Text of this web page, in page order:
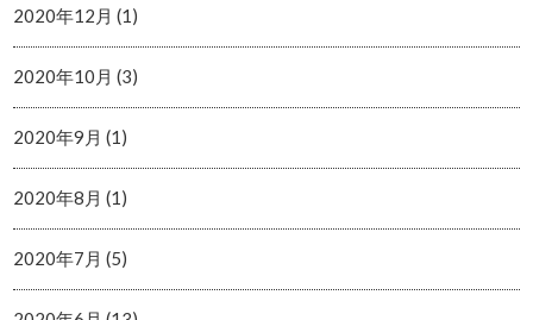
2020年12月 (1)
2020年10月 (3)
2020年9月 (1)
2020年8月 (1)
2020年7月 (5)